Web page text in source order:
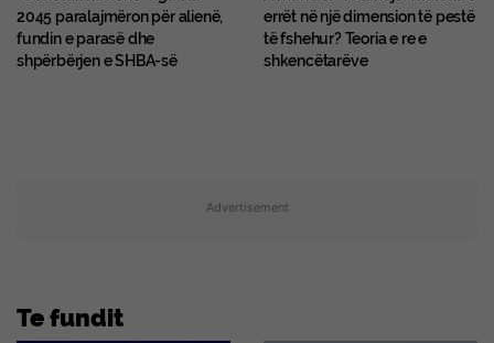
2045 paralajmëron për alienë,
fundin e parasë dhe
shpërbërjen e SHBA-së
errët në një dimension të pestë
të fshehur? Teoria e re e
shkencëtarëve
Advertisement
Te fundit